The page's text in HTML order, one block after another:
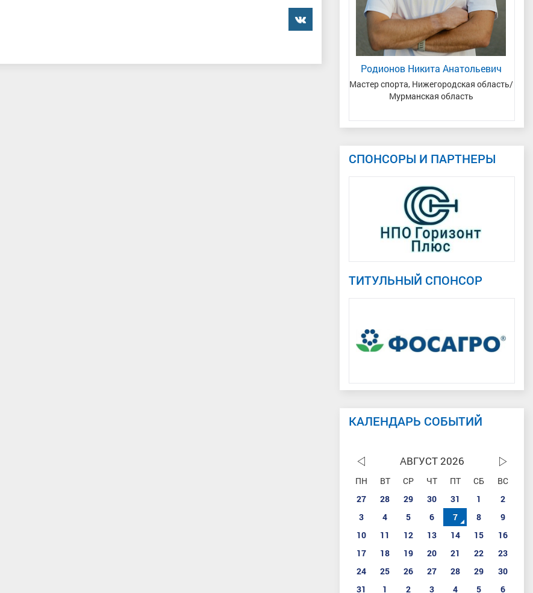
���������
Родионов Никита Анатольевич
Мастер спорта, Нижегородская область/
Мурманская область
СПОНСОРЫ И ПАРТНЕРЫ
ТИТУЛЬНЫЙ СПОНСОР
КАЛЕНДАРЬ СОБЫТИЙ
АВГУСТ 2026
ПН ВТ СР ЧТ ПТ СБ
ВС
27
28 29 30 31 1
2
3
4 5 6 7 8
9
10
11 12 13 14 15
16
17
18 19 20 21 22
23
24
25 26 27 28 29
30
31
1 2 3 4 5 6